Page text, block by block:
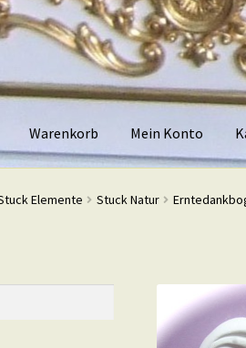
Warenkorb Mein Konto
Mein Konto Kasse Beispiele
Elemente Stuck Natur